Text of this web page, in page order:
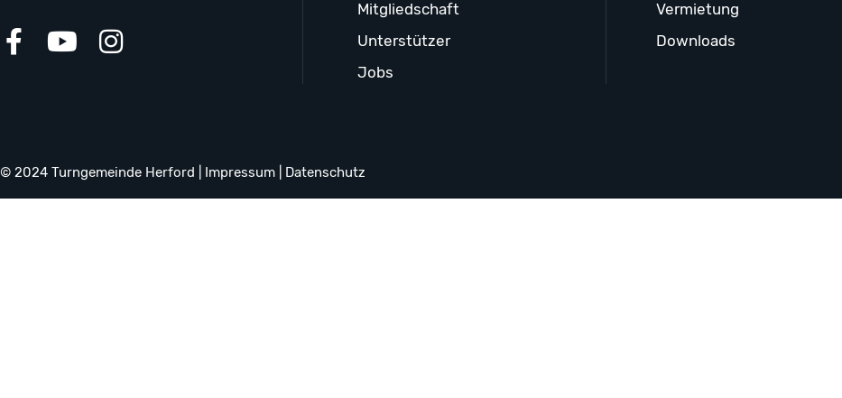
Mitgliedschaft
Unterstützer
Jobs
Vermietung
Downloads
© 2024 Turngemeinde Herford | Impressum Datenschutz